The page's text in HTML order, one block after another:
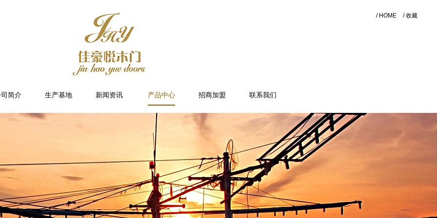
简介 生产基地 新闻资讯 产品中心 招商加盟 联系我们
/ HOME / 收藏